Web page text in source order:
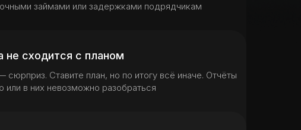
не сходится с планом
Ставите план, но по итогу всё иначе. Отчёты
или в них невозможно разобраться
займами или задержками подрядчикам